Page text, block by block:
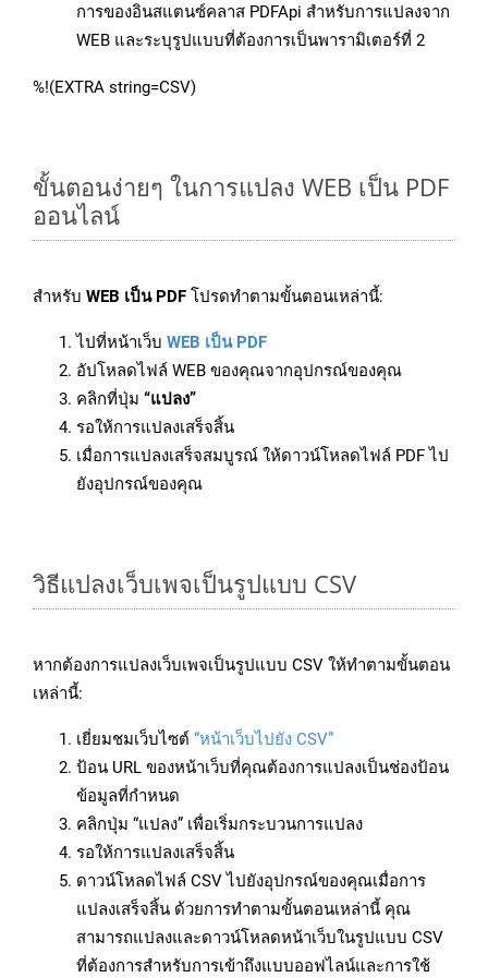
การของอินสแตนซ์คลาส PDFApi สำหรับการแปลงจาก
WEB และระบุรูปแบบที่ต้องการเป็นพารามิเตอร์ที่ 2
%!(EXTRA string=CSV)
ขั้นตอนง่ายๆ ในการแปลง WEB เป็น PDF
ออนไลน์
สำหรับ WEB เป็น PDF โปรดทำตามขั้นตอนเหล่านี้:
ไปที่หน้าเว็บ WEB เป็น PDF
อัปโหลดไฟล์ WEB ของคุณจากอุปกรณ์ของคุณ
คลิกที่ปุ่ม “แปลง”
รอให้การแปลงเสร็จสิ้น
เมื่อการแปลงเสร็จสมบูรณ์ ให้ดาวน์โหลดไฟล์ PDF ไป
ยังอุปกรณ์ของคุณ
วิธีแปลงเว็บเพจเป็นรูปแบบ CSV
หากต้องการแปลงเว็บเพจเป็นรูปแบบ CSV ให้ทำตามขั้นตอน
เหล่านี้:
เยี่ยมชมเว็บไซต์ “หน้าเว็บไปยัง CSV”
ป้อน URL ของหน้าเว็บที่คุณต้องการแปลงเป็นช่องป้อน
ข้อมูลที่กำหนด
คลิกปุ่ม “แปลง” เพื่อเริ่มกระบวนการแปลง
รอให้การแปลงเสร็จสิ้น
ดาวน์โหลดไฟล์ CSV ไปยังอุปกรณ์ของคุณเมื่อการ
แปลงเสร็จสิ้น ด้วยการทำตามขั้นตอนเหล่านี้ คุณ
สามารถแปลงและดาวน์โหลดหน้าเว็บในรูปแบบ CSV
ที่ต้องการสำหรับการเข้าถึงแบบออฟไลน์และการใช้